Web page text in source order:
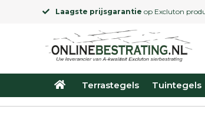
Laagste prijsgarantie op Excluton
Terrastegels Tuintegels